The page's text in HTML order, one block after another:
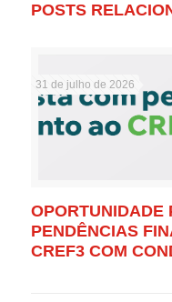
POSTS
31 de julho de 2026
OPORTUNIDADE
PENDÊNCIAS
CREF3 COM